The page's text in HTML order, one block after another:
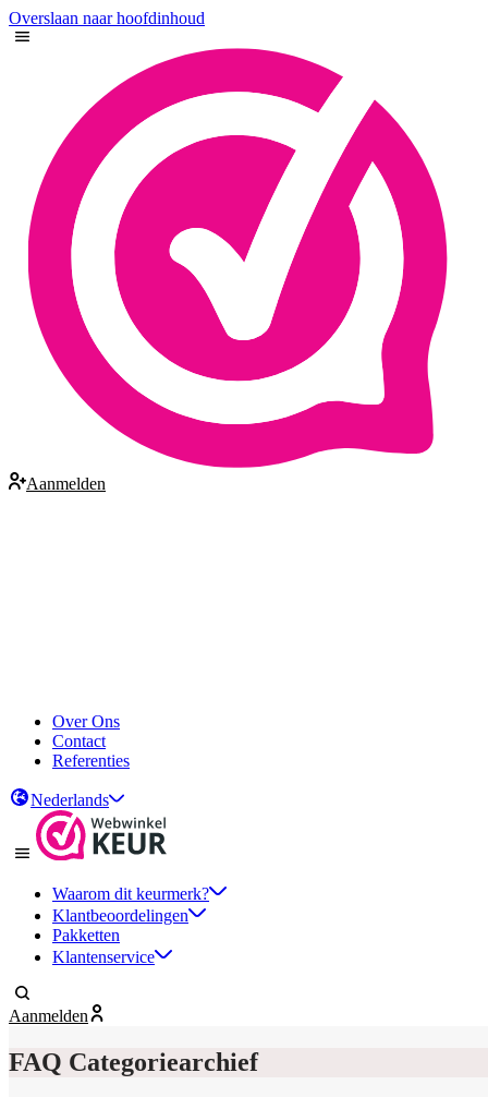
Overslaan naar hoofdinhoud
Aanmelden
Over Ons
Contact
Referenties
Nederlands
Waarom dit keurmerk?
Klantbeoordelingen
Pakketten
Klantenservice
Aanmelden
FAQ Categoriearchief